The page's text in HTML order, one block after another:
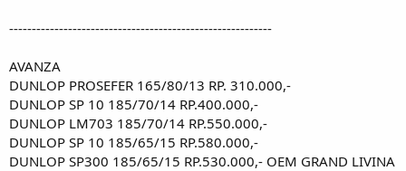
----------------------------------------------------------
AVANZA
DUNLOP PROSEFER 165/80/13 RP. 310.000,-
DUNLOP SP 10 185/70/14 RP.400.000,-
DUNLOP LM703 185/70/14 RP.550.000,-
DUNLOP SP 10 185/65/15 RP.580.000,-
DUNLOP SP300 185/65/15 RP.530.000,- OEM GRAND LIVINA